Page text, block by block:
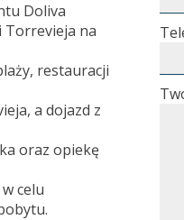
Doliva
Torrevieja na
restauracji
a dojazd z
oraz opiekę
celu